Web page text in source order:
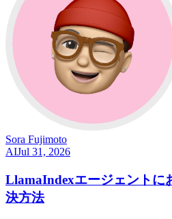
Sora Fujimoto
AIJul 31, 2026
LlamaIndexエージェントに
決方法